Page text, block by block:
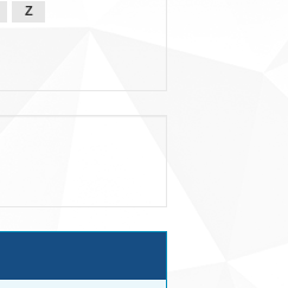
Z